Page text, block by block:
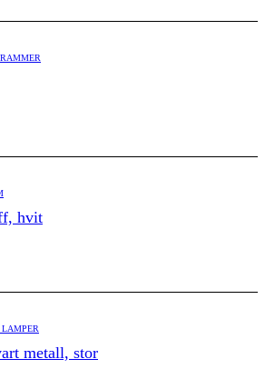
hvit
metall, stor